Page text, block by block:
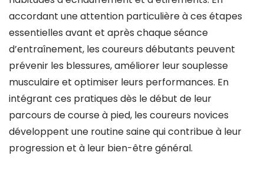
accordant une attention particulière à ces étapes
essentielles avant et après chaque séance
d’entraînement, les coureurs débutants peuvent
prévenir les blessures, améliorer leur souplesse
musculaire et optimiser leurs performances. En
intégrant ces pratiques dès le début de leur
parcours de course à pied, les coureurs novices
développent une routine saine qui contribue à leur
progression et à leur bien-être général.